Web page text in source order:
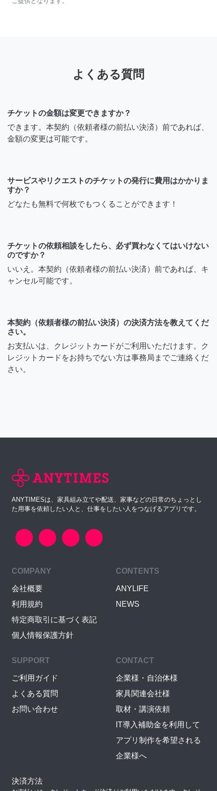
よくある質問
チケットの金額は変更できますか？
できます。本契約（依頼者様の前払い決済）前であれば、
金額の変更は可能です。
サービスやリクエストのチケットの発行に費用はかかりま
すか？
どなたも無料で何枚でもつくることができます！
チケットの依頼相談をしたら、必ず買わなくてはいけない
のですか？
いいえ。本契約（依頼者様の前払い決済）前であれば、キ
ャンセル可能です。
本契約（依頼者様の前払い決済）の決済方法を教えてくだ
さい。
お支払いは、クレジットカードがご利用いただけます。ク
レジットカードをお持ちでない方は事務局までご連絡くだ
さい。
ANYTIMESは、家具組み立てや配送、家事などの日常のちょっとし
た用事を依頼したい人と、仕事をしたい人をつなげるアプリです。
COMPANY
会社概要
利用規約
特定商取引に基づく表記
個人情報保護方針
CONTENTS
ANYLIFE
NEWS
SUPPORT
ご利用ガイド
よくある質問
お問い合わせ
CONTACT
企業様・自治体様
家具関連会社様
取材・講演依頼
IT導入補助金を利用して
アプリ制作を希望される
企業様へ
決済方法